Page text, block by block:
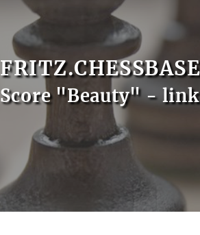
Score "Beauty" - link